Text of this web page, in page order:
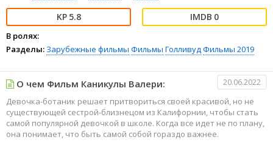
5.8 0
В ролях:
Разделы: Зарубежные фильмы Фильмы ГолливудФильмы 2019
О чем Фильм Каникулы Валери: 20.06.2022
Девочка-ботаник решает притвориться своей красивой, но не
существующей сестрой-близнецом из Калифорнии, чтобы стать
самой популярной девочкой в школе. Когда все идет не по плану,
она понимает, что быть самой собой гораздо важнее.